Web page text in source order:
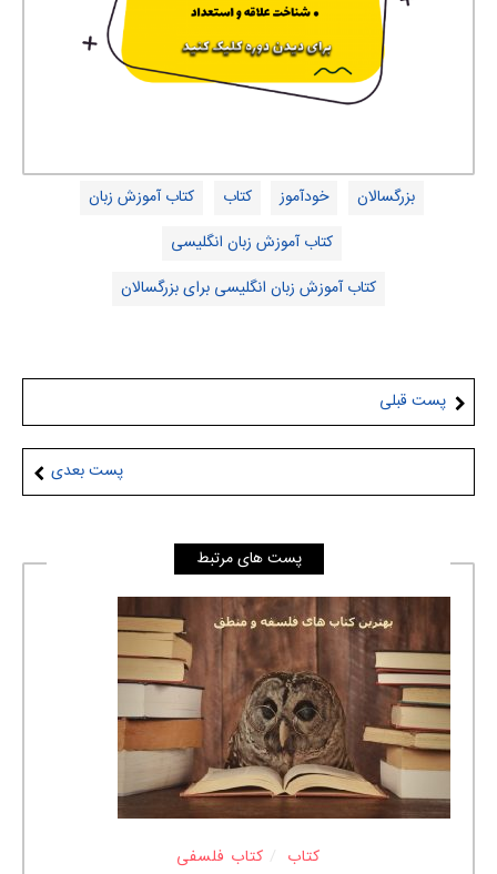
بزرگسالان خودآموز کتاب
کتاب آموزش زبان
کتاب آموزش زبان انگلیسی
کتاب آموزش زبان انگلیسی برای بزرگسالان
پست قبلی
پست بعدی
پست های مرتبط
کتاب کتاب فلسفی